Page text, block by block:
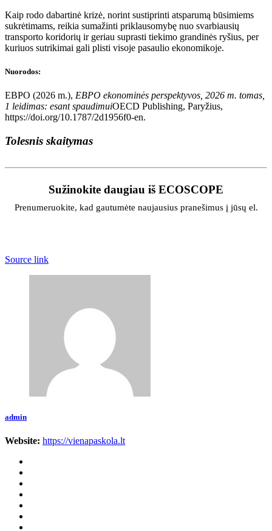
Kaip rodo dabartinė krizė, norint sustiprinti atsparumą būsimiems
sukrėtimams, reikia sumažinti priklausomybę nuo svarbiausių
transporto koridorių ir geriau suprasti tiekimo grandinės ryšius, per
kuriuos sutrikimai gali plisti visoje pasaulio ekonomikoje.
Nuorodos:
EBPO (2026 m.), EBPO ekonominės perspektyvos, 2026 m. tomas,
1 leidimas: esant spaudimuiOECD Publishing, Paryžius,
https://doi.org/10.1787/2d1956f0-en.
Tolesnis skaitymas
Sužinokite daugiau iš ECOSCOPE
Prenumeruokite, kad gautumėte naujausius pranešimus į jūsų el.
Source link
admin
Website: https://vienapaskola.lt